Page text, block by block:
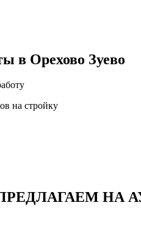
в Орехово Зуево
на стройку
НА